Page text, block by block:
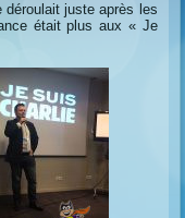
juste après les
était plus aux « Je